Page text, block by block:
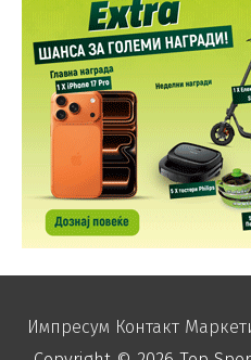
Импресум Контакт